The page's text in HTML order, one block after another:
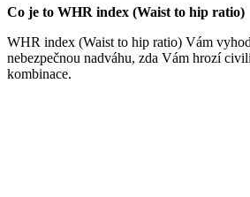
Co je to WHR index (Waist to hip ratio)
WHR index (Waist to hip ratio) Vám
nebezpečnou nadváhu, zda Vám hrozí
kombinace.